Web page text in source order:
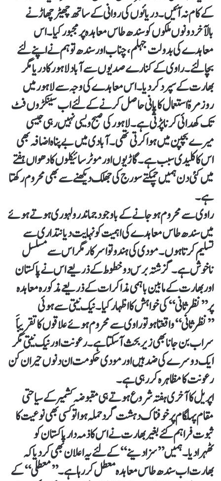
کے کام نہ آئیں۔ دریائوں کی روانی کے ساتھ چھیڑ چھاڑ نے
بالآخر دونوں ملکوں کو سندھ طاس معاہدہ پر مجبور کیا۔ اس
معاہدے کی بدولت جہلم،چناب اور سندھ تو ہم نے اپنے لئے
بچالئے۔ راوی کے کنارے صدیوں سے آباد لاہور کا دریا مگر
بھارت کے سپرد کردیا۔ اس معاہدے کی وجہ سے لاہور میں
روزمرہّ استعمال کا پانی حاصل کرنے کے لئے اب سینکڑوں فٹ
تک کھدائی کرنا پڑتی ہے۔ لاہور کی صبح ویسی نہیں رہی جیسی
میرے بچپن میں ہوا کرتی تھی۔ آبادی میں بے پناہ اضافہ بھی
اس کا کلیدی سبب ہے۔ گاڑیوں اور موٹرسا ئیکلوں کا دھواں ہفتے
میں کئی دن ہمیں چمکتے سورج کی جھلک دیکھنے سے بھی محروم رکھتا
ہے۔
راوی سے محروم ہوجانے کے باوجود جماندرو لہوری ہوتے ہوئے
میں سندھ طاس معاہدے کی اہمیت کو نہایت دیانتداری سے
تسلیم کرتا ہوں۔ مودی کی ہندوتوا سرکار مگراس سے مسلسل
ناخوش ہے۔ گزشتہ برس دو خطوط کے ذریعے اس نے پاکستان
اور بھارت کے مابین باہمی مذاکرات کے ذریعے مذکورہ معاہدہ
پر’’نظرثانی‘‘ کی خواہش کا اظہار کیا۔ نیک نیتی سے ہوئی
’’نظرثانی‘‘ واقعتا ہو تو راوی سے محروم ہوئے علاقوں کا تقریباََ
سراب بن جانا بھی زیر بحث آسکتا ہے۔ رعونت اور نیک نیتی مگر
ایک دوسرے کی ضد ہیں اور مودی حکومت ان دنوں حیران کن
رعونت کا مظاہرہ کررہی ہے۔
اپریل کا آخری ہفتہ شروع ہوتے ہی مقبوضہ کشمیر کے سیاحتی
مقام پہلگام پر خوفناک دہشت گرد حملہ ہوا تو کسی بھی نوعیت کا
ثبوت فراہم کئے بغیر بھارت نے اس کا ذمہ دار پاکستان کو
ٹھہرادیا۔ ہمیں ’’سزا دینے‘‘ کے لئے یہ اعلان بھی کردیا کہ
بھارت اب سندھ طاس معاہدہ معطل کررہا ہے۔ ’’معطلی‘‘ کے